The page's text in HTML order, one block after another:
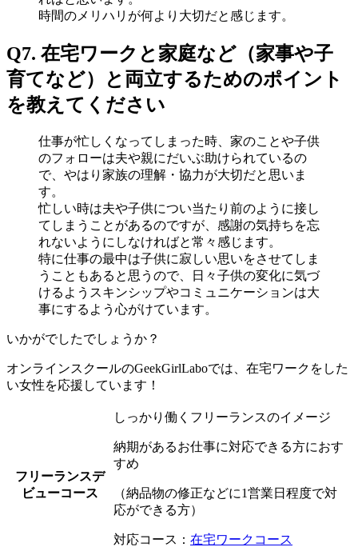
時間のメリハリが何より大切だと感じます。
Q7. 在宅ワークと家庭など（家事や子
育てなど）と両立するためのポイント
を教えてください
仕事が忙しくなってしまった時、家のことや子供
のフォローは夫や親にだいぶ助けられているの
で、やはり家族の理解・協力が大切だと思いま
す。
忙しい時は夫や子供につい当たり前のように接し
てしまうことがあるのですが、感謝の気持ちを忘
れないようにしなければと常々感じます。
特に仕事の最中は子供に寂しい思いをさせてしま
うこともあると思うので、日々子供の変化に気づ
けるようスキンシップやコミュニケーションは大
事にするよう心がけています。
いかがでしたでしょうか？
オンラインスクールのGeekGirlLaboでは、在宅ワークをした
い女性を応援しています！
フリーランスデ
ビューコース
しっかり働くフリーランスのイメージ
納期があるお仕事に対応できる方におす
すめ
（納品物の修正などに1営業日程度で対
応ができる方）
対応コース： 在宅ワークコース